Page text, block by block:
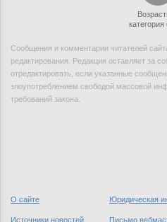
категория
Сообщения и комментарии читателей
редактирования. Редакция оставляет за
отредактировать, если указанные
злоупотреблением свободой массовой
требований закона.
О сайте Юридическая
Источники новостей Письмо